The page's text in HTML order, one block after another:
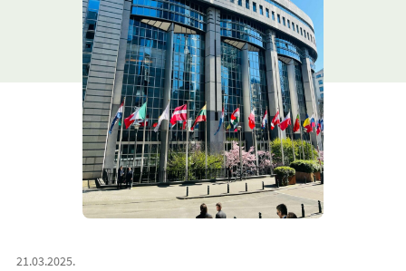
21.03.2025.